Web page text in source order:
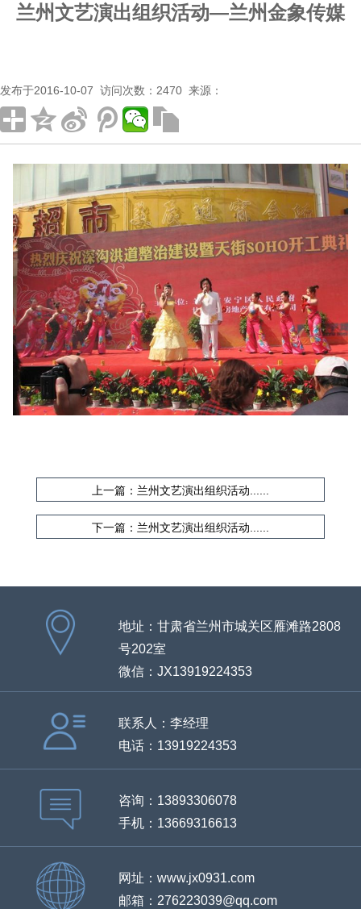
兰州文艺演出组织活动—兰州金象传媒
发布于2016-10-07 访问次数：2470 来源：
上一篇：兰州文艺演出组织活动......
下一篇：兰州文艺演出组织活动......
地址：甘肃省兰州市城关区雁滩路2808
号202室
微信：JX13919224353
联系人：李经理
电话：13919224353
咨询：13893306078
手机：13669316613
网址：www.jx0931.com
邮箱：276223039@qq.com